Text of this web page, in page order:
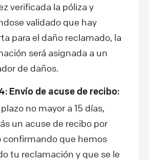
verificada la póliza y
validado que hay
para el daño reclamado, la
será asignada a un
de daños.
Envío de acuse de recibo:
no mayor a 15 días,
un acuse de recibo por
confirmando que hemos
tu reclamación y que se le